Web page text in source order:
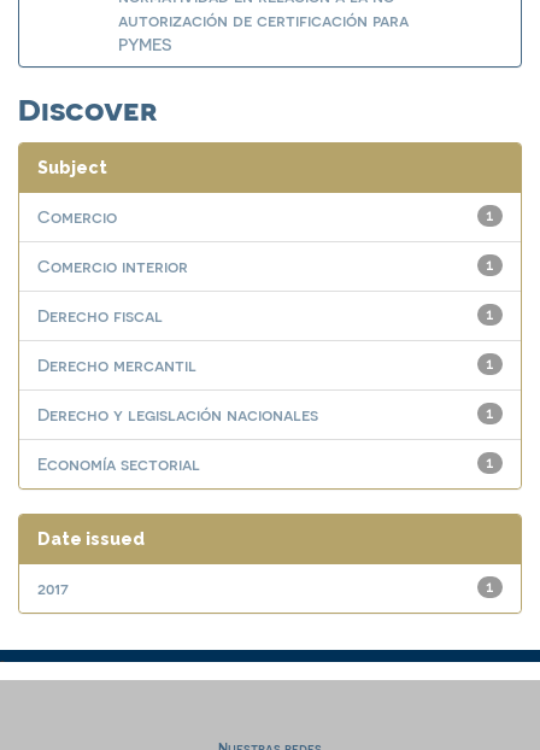
autorización de certificación para
PYMES
Discover
Subject
1
Comercio
1
Comercio interior
1
Derecho fiscal
1
Derecho mercantil
1
Derecho y legislación nacionales
1
Economía sectorial
Date issued
1
2017